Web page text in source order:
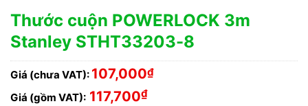
Thước cuộn POWERLOCK 3m
Stanley STHT33203-8
Giá (chưa VAT): 107,000₫
Giá (gồm VAT): 117,700₫